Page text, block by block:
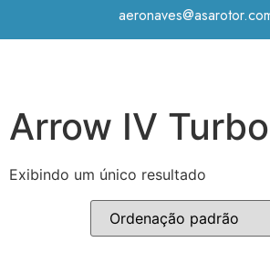
Arrow IV Turbo
Exibindo um único resultado